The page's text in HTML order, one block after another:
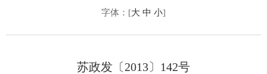
字体：[大 中 小]
苏政发〔2013〕142号